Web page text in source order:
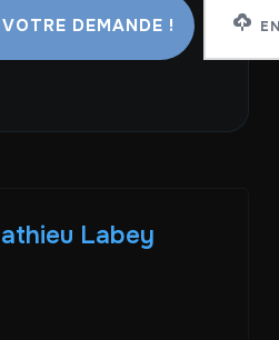
Labey